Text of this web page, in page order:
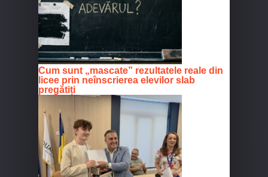
Cum sunt „mascate” rezultatele reale din
licee prin neînscrierea elevilor slab
pregătiți